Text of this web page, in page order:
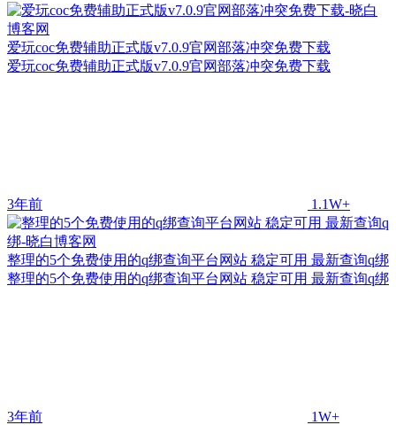
爱玩coc免费辅助正式版v7.0.9官网部落冲突免费下载
爱玩coc免费辅助正式版v7.0.9官网部落冲突免费下载
3年前 1.1W+
整理的5个免费使用的q绑查询平台网站 稳定可用 最新查询q绑
整理的5个免费使用的q绑查询平台网站 稳定可用 最新查询q绑
3年前 1W+